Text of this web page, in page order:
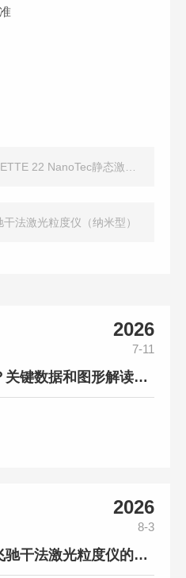
法激光粒度仪（纳米型）
2026
7-11
粒径分析报告怎么看？关键数据和图形解读方法
2026
8-3
金属粉末检测利器：飞驰干法激光粒度仪的精准测量秘籍